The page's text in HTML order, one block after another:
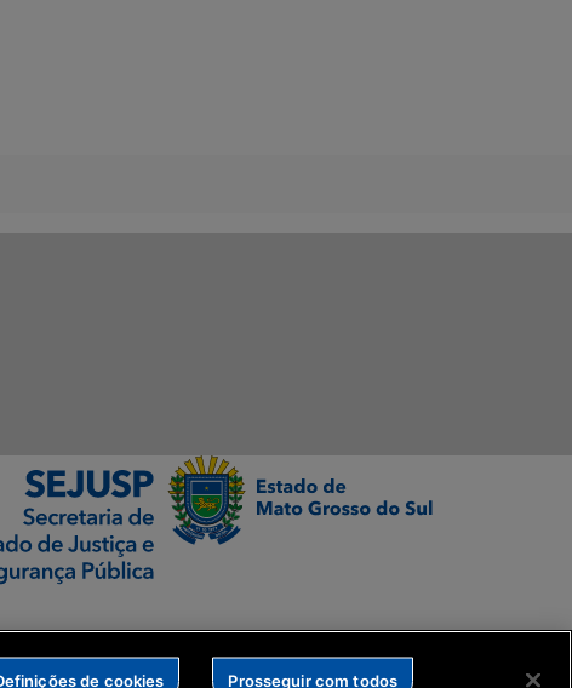
de cookies Prosseguir com todos